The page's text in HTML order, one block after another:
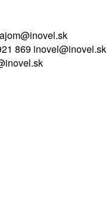
869 inovel@inovel.sk